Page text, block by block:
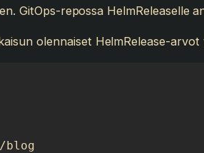
GitOps-repossa HelmReleaselle
olennaiset HelmRelease-
blog